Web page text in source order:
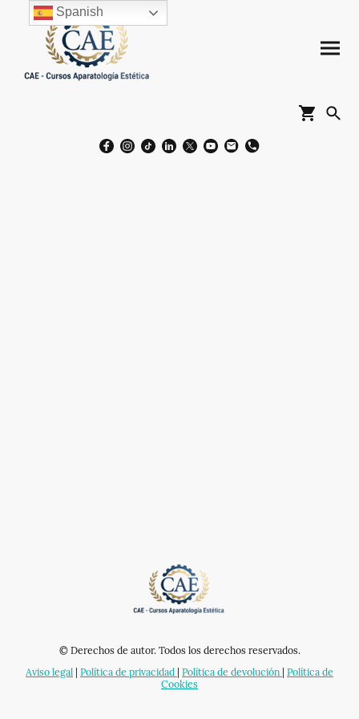
© Derechos de autor. Todos los derechos reservados.
Aviso legal
Política de privacidad Política de devolución Política de
Cookies
Spanish